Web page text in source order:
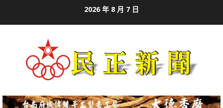
2026 年 8 月 7 日